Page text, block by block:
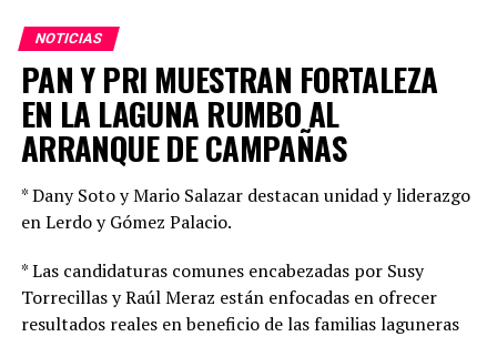
NOTICIAS
PAN Y PRI MUESTRAN FORTALEZA
EN LA LAGUNA RUMBO AL
ARRANQUE DE CAMPAÑAS
* Dany Soto y Mario Salazar destacan unidad y liderazgo
en Lerdo y Gómez Palacio.
* Las candidaturas comunes encabezadas por Susy
Torrecillas y Raúl Meraz están enfocadas en ofrecer
resultados reales en beneficio de las familias laguneras